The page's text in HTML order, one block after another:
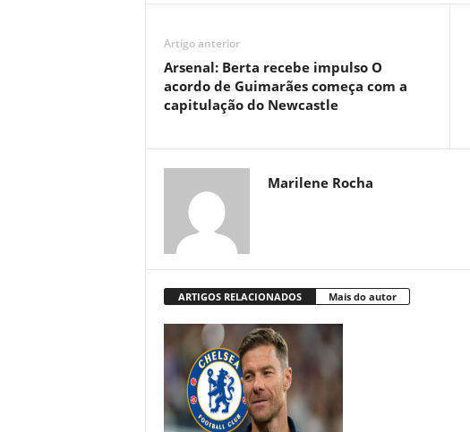
Artigo anterior
Arsenal: Berta recebe impulso O
acordo de Guimarães começa com a
capitulação do Newcastle
Marilene Rocha
ARTIGOS RELACIONADOS Mais do autor